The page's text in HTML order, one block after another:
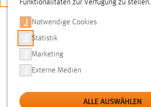
SUCHE
FILTER
Typ
Funktionalitäten zur Verfügung zu stellen.
Notwendige Cookies
Statistik
Marketing
Externe Medien
ALLE AUSWÄHLEN